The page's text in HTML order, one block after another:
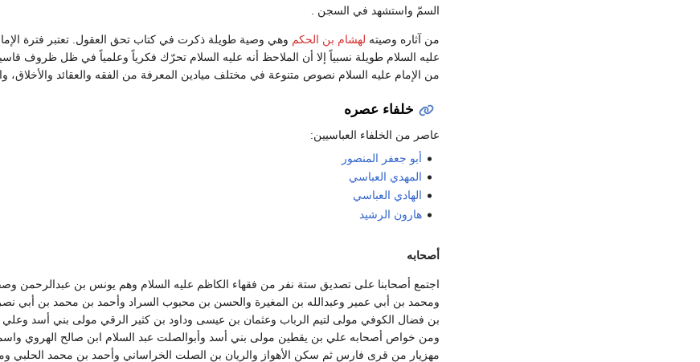
السمّ واستشهد في السجن .
من آثاره وصيته لهشام بن الحكم وهي وصية طويلة ذكرت في كتاب تحق العقول. تعتبر فترة
عليه السلام طويلة نسبياً إلا أن الملاحظ أنه عليه السلام تحرّك فكرياً وعلمياً في ظل ظروف
من الإمام عليه السلام نصوص متنوعة في مختلف ميادين المعرفة من الفقه والعقائد والأخلاق،
خلفاء عصره
عاصر من الخلفاء العباسيين:
أبو جعفر المنصور
المهدي العباسي
الهادي العباسي
هارون الرشيد
أصحابه
اجتمع أصحابنا على تصديق ستة نفر من فقهاء الكاظم عليه السلام وهم يونس بن عبدالرحمن
ومحمد بن أبي عمير وعبدالله بن المغيرة والحسن بن محبوب السراد وأحمد بن محمد بن أبي
بن فضال الكوفي مولى لتيم الرباب وعثمان بن عيسى وداود بن كثير الرقي مولى بني أسد وعلي
ومن خواص أصحابه علي بن يقطين مولى بني أسد وأبوالصلت عبد السلام ابن صالح الهروي
مهزيار من قرى فارس ثم سكن الأهواز والريان بن الصلت الخراساني وأحمد بن محمد الحلبي